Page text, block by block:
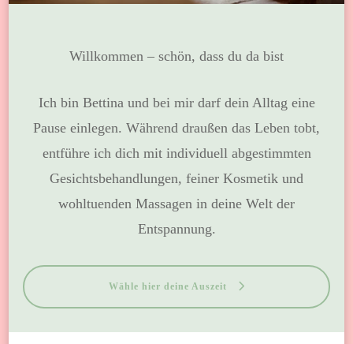
Willkommen – schön, dass du da bist
Ich bin Bettina und bei mir darf dein Alltag eine
Pause einlegen. Während draußen das Leben tobt,
entführe ich dich mit individuell abgestimmten
Gesichtsbehandlungen, feiner Kosmetik und
wohltuenden Massagen in deine Welt der
Entspannung.
Wähle hier deine Auszeit